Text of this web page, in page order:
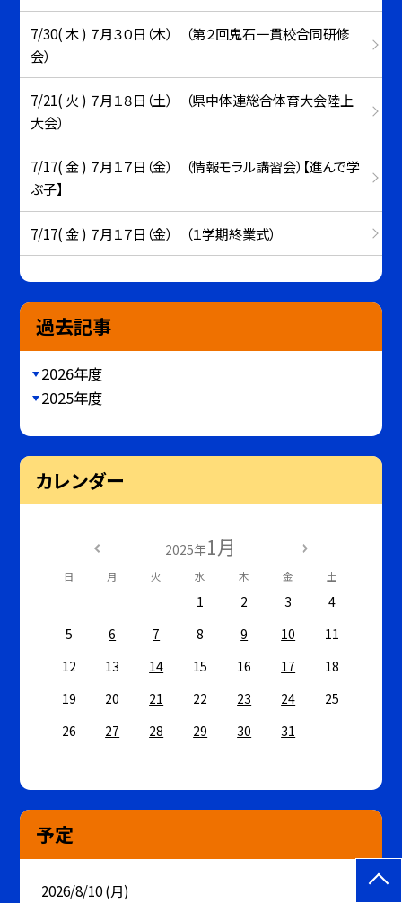
7/30( 木 ) ７月３０日（木） （第２回鬼石一貫校合同研修
会）
7/21( 火 ) ７月１８日（土） （県中体連総合体育大会陸上
大会）
7/17( 金 ) ７月１７日（金） （情報モラル講習会）【進んで学
ぶ子】
7/17( 金 ) ７月１７日（金） （１学期終業式）
過去記事
2026年度
2025年度
カレンダー
2025年1月
日 月 火 水 木 金 土
1 2 3
4
5
6 7 8 9 10
11
12
13 14 15 16 17
18
19
20 21 22 23 24
25
26
27 28 29 30 31
予定
2026/8/10 (月)